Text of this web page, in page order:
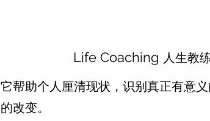
Life Coaching 人生教
它帮助个人厘清现状，识别真正有意
的改变。